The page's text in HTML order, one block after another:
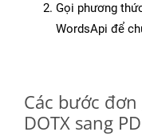
Gọi phương
WordsApi để
Các bước
DOTX sang